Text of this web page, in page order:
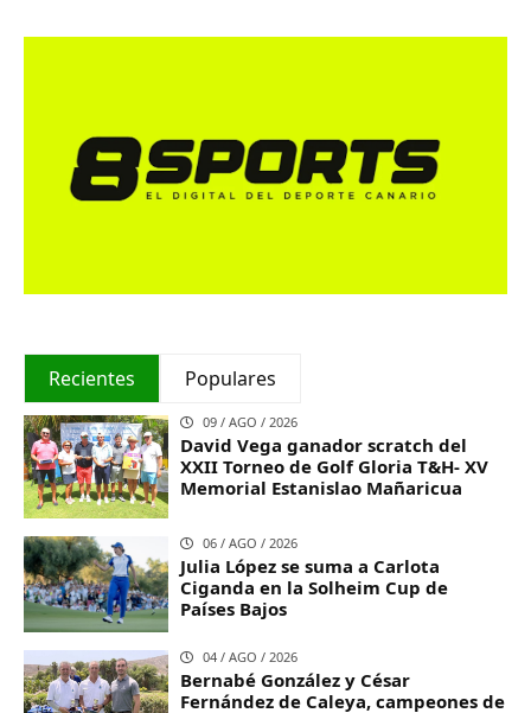
Recientes Populares
09 / AGO / 2026
David Vega ganador scratch del
XXII Torneo de Golf Gloria T&H- XV
Memorial Estanislao Mañaricua
06 / AGO / 2026
Julia López se suma a Carlota
Ciganda en la Solheim Cup de
Países Bajos
04 / AGO / 2026
Bernabé González y César
Fernández de Caleya, campeones de